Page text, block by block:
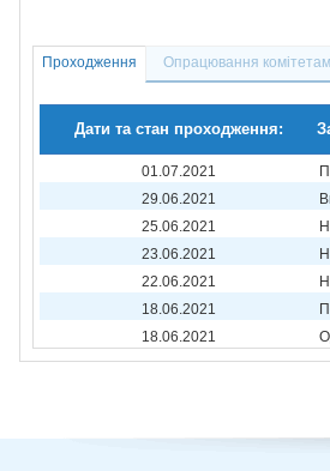
Проходження Опрацювання
Дати та стан проходження:
01.07.2021
29.06.2021
25.06.2021
23.06.2021
22.06.2021
18.06.2021
18.06.2021